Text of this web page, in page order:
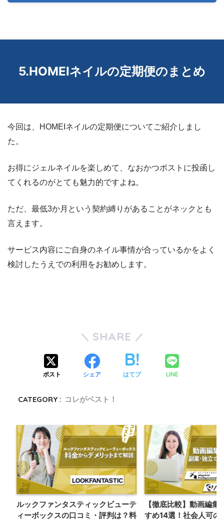
マニキュアに戻れない
ネイルやったり勉強したり家事したり家にいたけど割と充
金曜日に買ってきた HOMEIネイル
すごいいいよ！ちゅるるんだしダマになりにくいし気泡入
りにくいし液サラサラだし色が絶妙で単色だけなのにオシ
（1000+tax） たぶんもうマニキュアに戻れない
何も処理せずいきなり塗ったせいだ。きっと。私が雑すぎ
るんだ。 めげずに極めたいと思います
5.HOMEIネイルの定期便のまとめ
今回は、HOMEIネイルの定期便についてご紹介しまし
た。
お得にジェルネイルを楽しめて、なおかつポストに投函し
てくれるのがとても魅力的ですよね。
ただ、最低3か月という契約縛りがあることがネックとも
言えます。
サービス内容にご自身のネイル事情が合っているかをよく
検討したうえでの利用をお勧めします。
SHARE
ポスト シェア はてブ LINE
CATEGORY : コレがベスト！
ルックファンタスティックビューテ
ィーボックスの口コミ・評判は？料
【徹底比較】動画編集
すめ14選！社会人可の